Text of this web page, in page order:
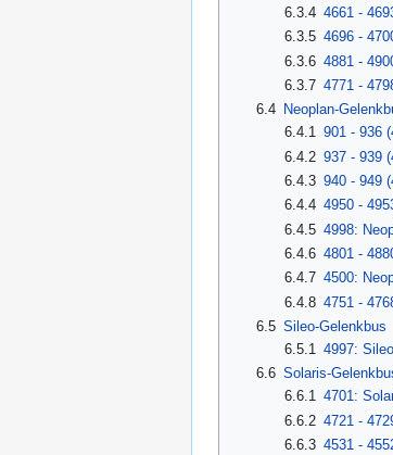
6.3.4 4661 -
6.3.5 4696 -
6.3.6 4881 -
6.3.7 4771 -
6.4
Neoplan-
6.4.1 901 - 936
6.4.2 937 - 939
6.4.3 940 - 949
6.4.4 4950 -
6.4.5 4998:
6.4.6 4801 -
6.4.7 4500:
6.4.8 4751 -
6.5 Sileo-Gelenkbus
6.5.1 4997:
6.6 Solaris-
6.6.1 4701:
6.6.2 4721 -
6.6.3 4531 -